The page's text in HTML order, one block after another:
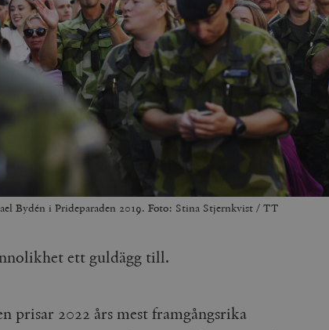
Bydén i Prideparaden 2019. Foto: Stina Stjernkvist / TT
ett guldägg till.
prisar 2022 års mest framgångsrika